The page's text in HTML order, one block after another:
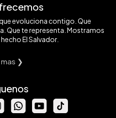
evoluciona contigo. Que
Que te representa. Mostramos
El Salvador.
mas ❯